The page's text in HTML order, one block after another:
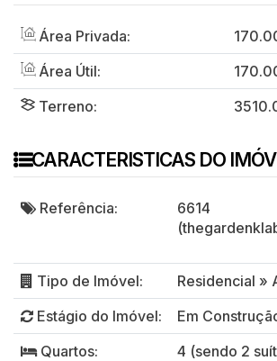
Área Privada: 170
Área Útil:
170
Terreno:
3510
CARACTERISTICAS DO
Referência:
6614
Tipo de Imóvel: Residencial »
Estágio do Imóvel:
Em
Quartos:
4 (sendo 2